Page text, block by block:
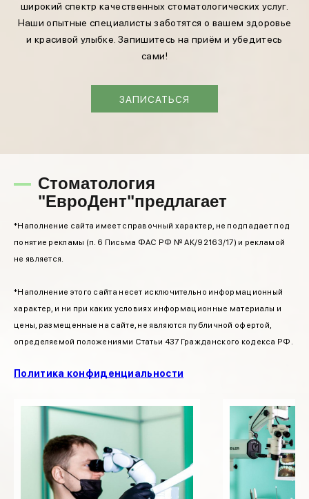
широкий спектр качественных стоматологических услуг.
Наши опытные специалисты заботятся о вашем здоровье
и красивой улыбке. Запишитесь на приём и убедитесь
сами!
ЗАПИСАТЬСЯ
Стоматология
"ЕвроДент"предлагает
*Наполнение сайта имеет справочный характер, не подпадает под
понятие рекламы (п. 6 Письма ФАС РФ № АК/92163/17) и рекламой
не является.
*Наполнение этого сайта несет исключительно информационный
характер, и ни при каких условиях информационные материалы и
цены, размещенные на сайте, не являются публичной офертой,
определяемой положениями Статьи 437 Гражданского кодекса РФ.
Политика конфиденциальности